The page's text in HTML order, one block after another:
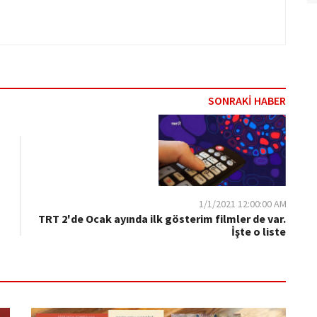
SONRAKİ HABER
1/1/2021 12:00:00 AM
TRT 2'de Ocak ayında ilk gösterim filmler de var.
İşte o liste